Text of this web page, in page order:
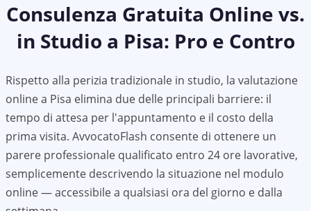
Consulenza Gratuita Online vs.
in Studio a Pisa: Pro e Contro
Rispetto alla perizia tradizionale in studio, la valutazione
online a Pisa elimina due delle principali barriere: il
tempo di attesa per l'appuntamento e il costo della
prima visita. AvvocatoFlash consente di ottenere un
parere professionale qualificato entro 24 ore lavorative,
semplicemente descrivendo la situazione nel modulo
online — accessibile a qualsiasi ora del giorno e dalla